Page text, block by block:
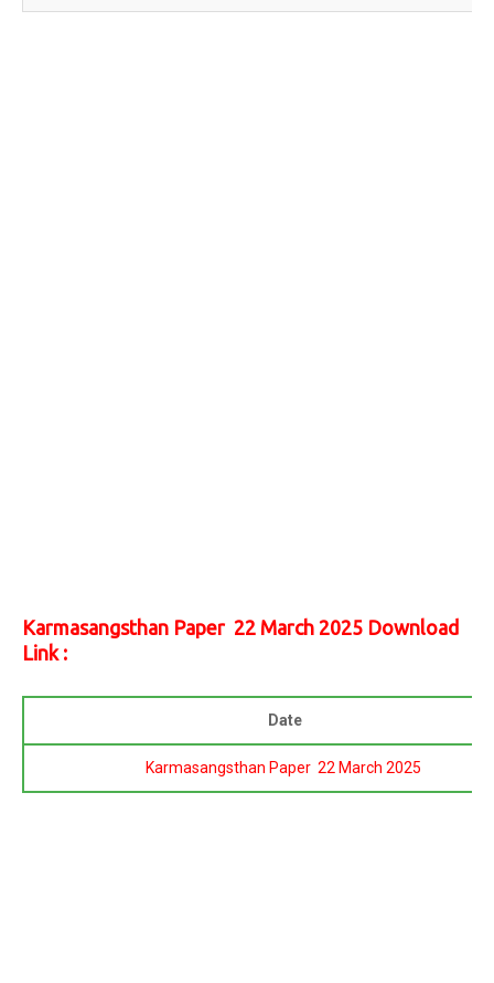
Karmasangsthan Paper 22 March 2025 Download
Link :
Date
Karmasangsthan Paper 22 March 2025